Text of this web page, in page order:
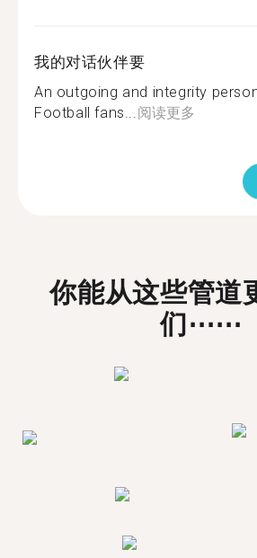
我的对话伙伴要
An outgoing and integrity
Football fans...阅读更多
你能从这些管道
们⋯⋯